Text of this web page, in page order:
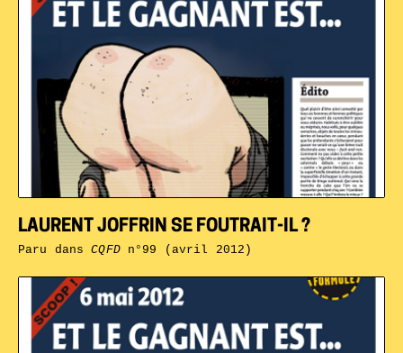
LAURENT JOFFRIN SE FOUTRAIT-IL ?
Paru dansCQFDn°99 (avril 2012)